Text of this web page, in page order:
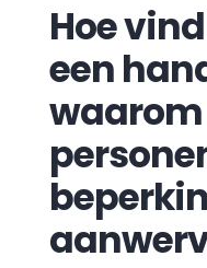
Hoe
een
waarom